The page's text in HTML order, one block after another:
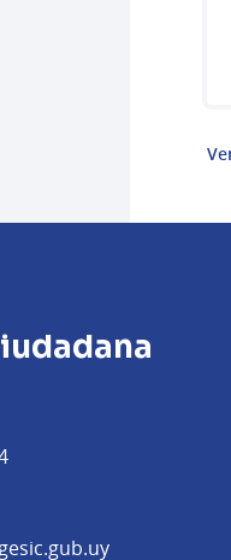
(Abrir en una